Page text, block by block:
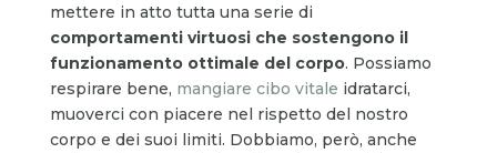
mettere in atto tutta una serie di
comportamenti virtuosi che sostengono il
funzionamento ottimale del corpo. Possiamo
respirare bene, mangiare cibo vitale idratarci,
muoverci con piacere nel rispetto del nostro
corpo e dei suoi limiti. Dobbiamo, però, anche